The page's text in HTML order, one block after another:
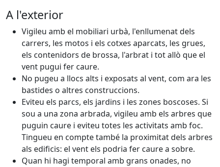
A l'exterior
Vigileu amb el mobiliari urbà, l'enllumenat dels
carrers, les motos i els cotxes aparcats, les grues,
els contenidors de brossa, l'arbrat i tot allò que el
vent pugui fer caure.
No pugeu a llocs alts i exposats al vent, com ara les
bastides o altres construccions.
Eviteu els parcs, els jardins i les zones boscoses. Si
sou a una zona arbrada, vigileu amb els arbres que
puguin caure i eviteu totes les activitats amb foc.
Tingueu en compte també la proximitat dels arbres
als edificis: el vent els podria fer caure a sobre.
Quan hi hagi temporal amb grans onades, no